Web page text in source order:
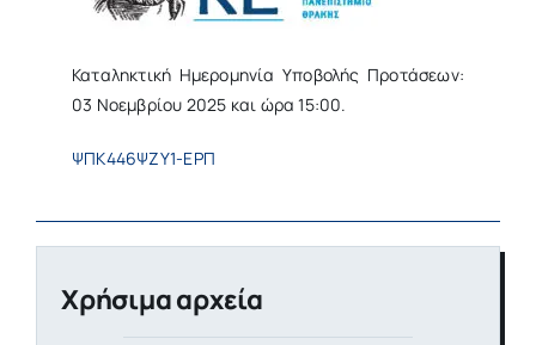
Καταληκτική Ημερομηνία Υποβολής Προτάσεων:
03 Νοεμβρίου 2025 και ώρα 15:00.
ΨΠΚ446ΨΖΥ1-ΕΡΠ
Χρήσιμα αρχεία